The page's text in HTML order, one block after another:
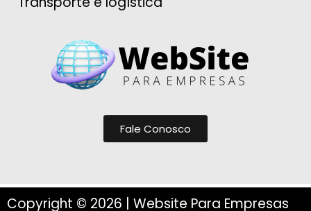
Fale Conosco
Copyright © 2026 | Website Para Empresas